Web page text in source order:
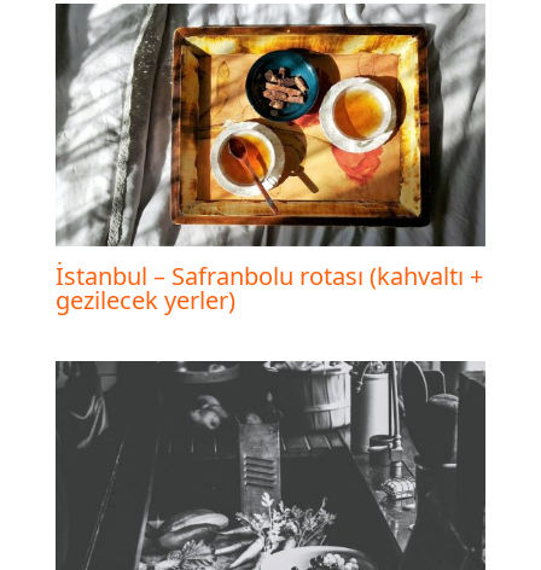
İstanbul – Safranbolu rotası (kahvaltı +
gezilecek yerler)